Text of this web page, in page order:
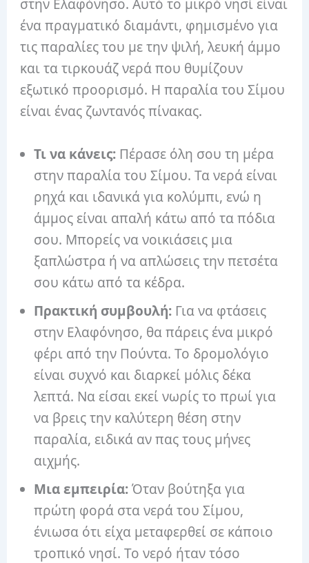
στην Ελαφόνησο. Αυτό το μικρό νησί είναι
ένα πραγματικό διαμάντι, φημισμένο για
τις παραλίες του με την ψιλή, λευκή άμμο
και τα τιρκουάζ νερά που θυμίζουν
εξωτικό προορισμό. Η παραλία του Σίμου
είναι ένας ζωντανός πίνακας.
Τι να κάνεις: Πέρασε όλη σου τη μέρα
στην παραλία του Σίμου. Τα νερά είναι
ρηχά και ιδανικά για κολύμπι, ενώ η
άμμος είναι απαλή κάτω από τα πόδια
σου. Μπορείς να νοικιάσεις μια
ξαπλώστρα ή να απλώσεις την πετσέτα
σου κάτω από τα κέδρα.
Πρακτική συμβουλή: Για να φτάσεις
στην Ελαφόνησο, θα πάρεις ένα μικρό
φέρι από την Πούντα. Το δρομολόγιο
είναι συχνό και διαρκεί μόλις δέκα
λεπτά. Να είσαι εκεί νωρίς το πρωί για
να βρεις την καλύτερη θέση στην
παραλία, ειδικά αν πας τους μήνες
αιχμής.
Μια εμπειρία:Όταν βούτηξα για
πρώτη φορά στα νερά του Σίμου,
ένιωσα ότι είχα μεταφερθεί σε κάποιο
τροπικό νησί. Το νερό ήταν τόσο